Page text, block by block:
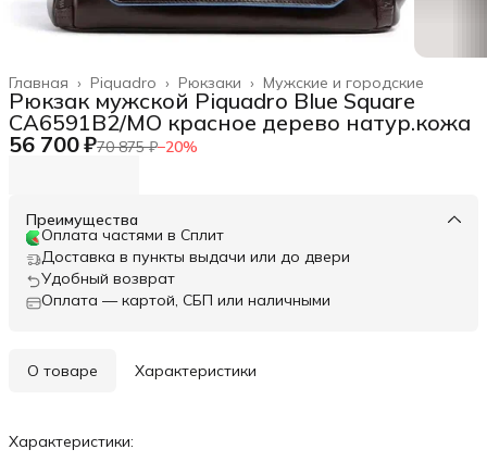
Мужские и городские
Рюкзаки ›
Piquadro ›
Главная ›
Рюкзак мужской Piquadro Blue Square
CA6591B2/MO красное дерево натур.кожа
56 700 ₽70 875 ₽−20%
Преимущества
Оплата частями в Сплит
Доставка в пункты выдачи или до двери
Удобный возврат
Оплата — картой, СБП или наличными
О товаре Характеристики
Характеристики: